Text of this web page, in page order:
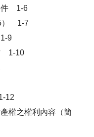
件 1-6
） 1-7
9
1-10
12
權之權利內容（簡